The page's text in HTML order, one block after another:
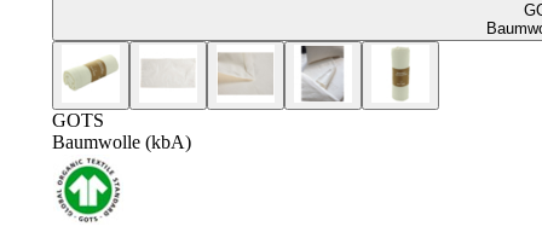
GOTS
Baumwolle (kbA)